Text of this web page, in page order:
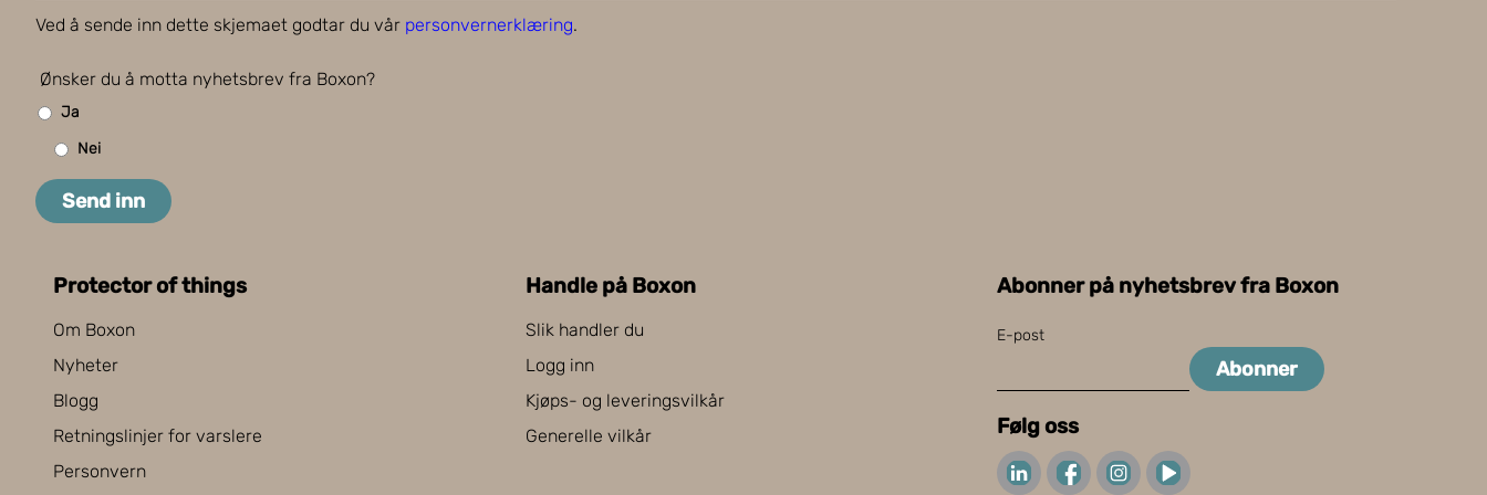
Ved å sende inn dette skjemaet godtar du vår personvernerklæring.
Ønsker du å motta nyhetsbrev fra Boxon?
Ja
Nei
Send inn
Protector of things
Om Boxon
Nyheter
Blogg
Retningslinjer for varslere
Personvern
Handle på Boxon
Slik handler du
Logg inn
Kjøps- og leveringsvilkår
Generelle vilkår
Abonner på nyhetsbrev fra Boxon
E-post
Abonner
Følg oss